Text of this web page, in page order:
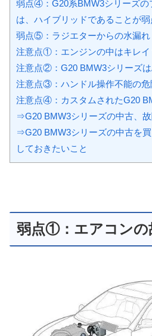
弱点④：G20系BMW3シリーズの
は、ハイブリッドであることが弱
弱点⑤：ラジエターからの水漏れ
注意点①：エンジンの中はキレイ
注意点②：G20 BMW3シリーズは
注意点③：ハンドル操作不能の
注意点④：カスタムされたG20
⇒G20 BMW3シリーズの中古、
⇒G20 BMW3シリーズの中古を
しておきたいこと
弱点①：エアコンの